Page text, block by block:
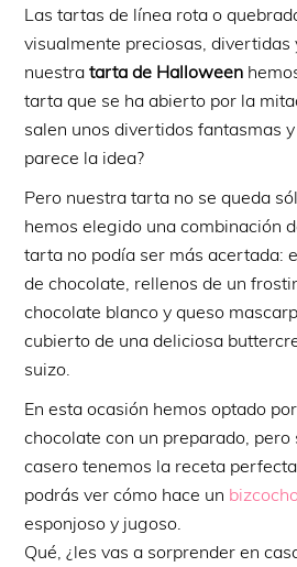
Las tartas de línea rota o
visualmente preciosas, divertidas
nuestratarta de Halloween
tarta que se ha abierto por la
salen unos divertidos fantasmas
parece la idea?
Pero nuestra tarta no se queda
hemos elegido una combinación
tarta no podía ser más acertada:
de chocolate, rellenos de un
chocolate blanco y queso
cubierto de una deliciosa
suizo.
En esta ocasión hemos optado
chocolate con un preparado,
casero tenemos la receta
podrás ver cómo hace un
esponjoso y jugoso.
Qué, ¿les vas a sorprender en